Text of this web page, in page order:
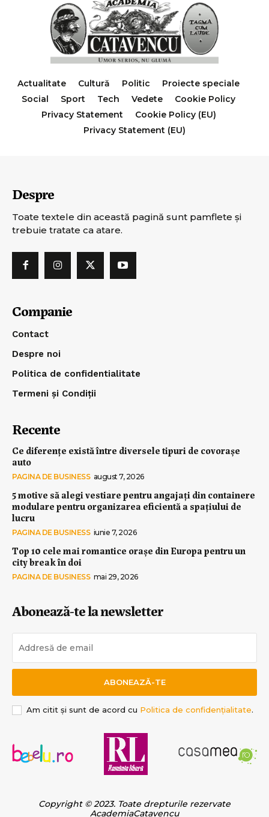
Actualitate Cultură Politic
Proiecte speciale
Social
Sport Tech Vedete
Cookie Policy
Privacy Statement
Cookie Policy (EU)
Privacy Statement (EU)
Despre
Toate textele din această pagină sunt pamflete şi
trebuie tratate ca atare.
Companie
Contact
Despre noi
Politica de confidentialitate
Termeni și Condiții
Recente
Ce diferențe există între diversele tipuri de covorașe
auto
PAGINA DE BUSINESS august 7, 2026
5 motive să alegi vestiare pentru angajați din containere
modulare pentru organizarea eficientă a spațiului de
lucru
PAGINA DE BUSINESS iunie 7, 2026
Top 10 cele mai romantice orașe din Europa pentru un
city break în doi
PAGINA DE BUSINESS mai 29, 2026
Abonează-te la newsletter
ABONEAZĂ-TE
Am citit și sunt de acord cu Politica de confidențialitate.
Copyright © 2023. Toate drepturile rezervate
AcademiaCatavencu